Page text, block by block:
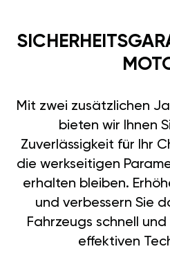
Mit zwei zusätzlichen
bieten wir Ihnen
Zuverlässigkeit für Ihr
die werkseitigen
erhalten bleiben.
und verbessern Sie
Fahrzeugs schnell
effektiven